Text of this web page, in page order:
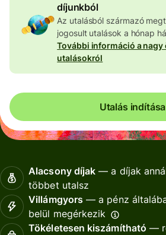
díjunkból
Az utalásból származó
jogosult utalások a hónap
További információ a nagy
utalásokról
Utalás indítása
Alacsony díjak — a díjak
többet utalsz
Villámgyors — a pénz
belül megérkezik
Tökéletesen kiszámítható —